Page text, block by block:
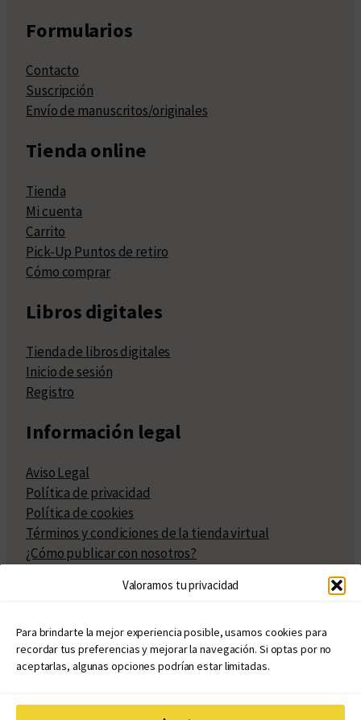
Valoramos tu privacidad
Para brindarte la mejor experiencia posible, usamos cookies para
recordar tus preferencias y mejorar la navegación. Si optas por no
aceptarlas, algunas opciones podrían estar limitadas.
Formularios
Contacto
Suscripción
Envío de manuscritos/originales
Tienda online
Tienda
Mi cuenta
Carrito
Pick-Up Puntos de retiro
Cómo comprar
Libros digitales
Tienda de libros digitales
Inicio de sesión
Registro
Información legal
Aviso Legal
Política de privacidad
Política de cookies
Términos y condiciones de la tienda virtual
¿Cómo publicar con nosotros?
Políticas de publicación
Políticas de coedición
Atribuciones